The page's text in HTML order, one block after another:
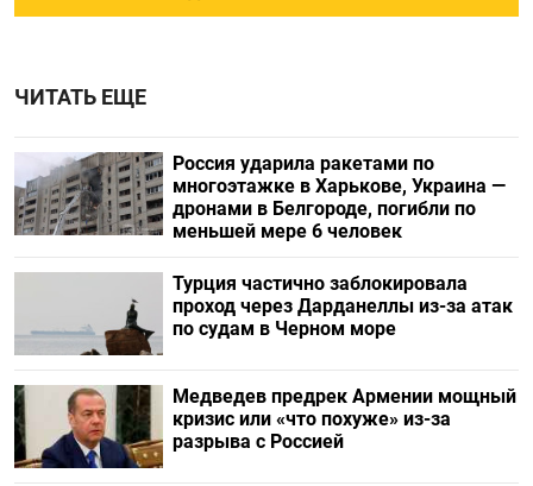
ЧИТАТЬ ЕЩЕ
Россия ударила ракетами по
многоэтажке в Харькове, Украина —
дронами в Белгороде, погибли по
меньшей мере 6 человек
Турция частично заблокировала
проход через Дарданеллы из-за атак
по судам в Черном море
Медведев предрек Армении мощный
кризис или «что похуже» из-за
разрыва с Россией